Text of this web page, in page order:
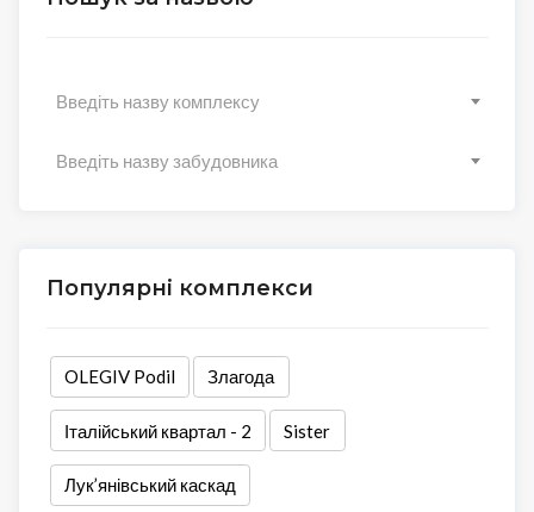
Введіть назву комплексу
Введіть назву забудовника
Популярні комплекси
OLEGIV Podil Злагода
Італійський квартал - 2 Sister
Лук’янівський каскад